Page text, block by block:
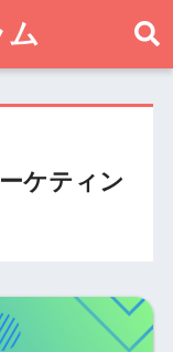
ム
ケティン